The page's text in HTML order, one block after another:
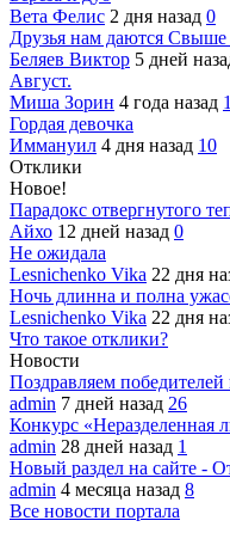
Вета Фелис 2 дня назад 0
Друзья нам даются Свыше
Беляев Виктор 5 дней
Август.
Миша Зорин 4 года назад 1
Гордая девочка
Иммануил 4 дня назад 10
Отклики
Новое!
Парадокс отвергнутого
Айхо 12 дней назад 0
Не ожидала
Lesnichenko Vika 22 дня
Ночь длинна и полна
Lesnichenko Vika 22 дня
Что такое отклики?
Новости
Поздравляем
admin 7 дней назад 26
Конкурс «Неразделенная
admin 28 дней назад 1
Новый раздел на сайте -
admin 4 месяца назад 8
Все новости портала